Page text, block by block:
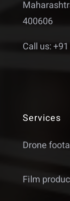
400606
Call us:
Services
Drone
Film